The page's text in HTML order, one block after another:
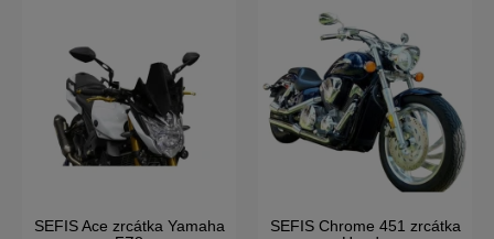
SEFIS Ace zrcátka Yamaha
SEFIS Chrome 451 zrcátka